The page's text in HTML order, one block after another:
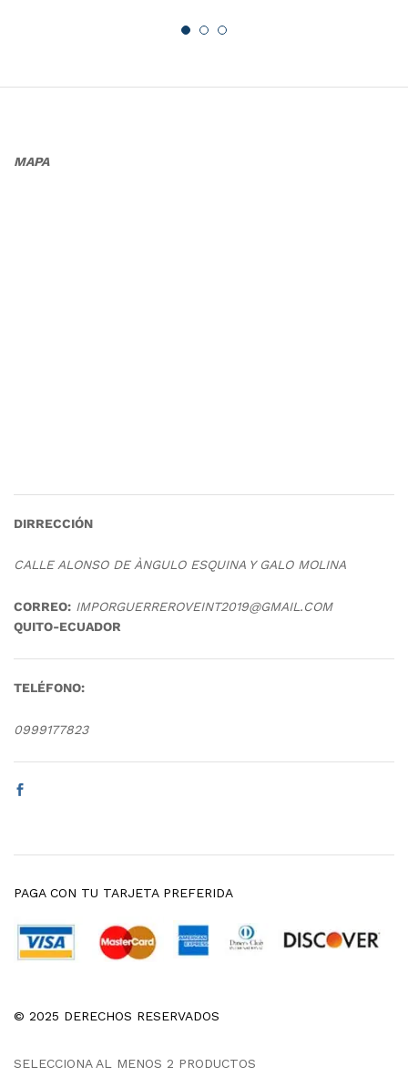
MAPA
DIRRECCIÓN
CALLE ALONSO DE ÀNGULO ESQUINA Y GALO MOLINA
CORREO: IMPORGUERREROVEINT2019@GMAIL.COM
QUITO-ECUADOR
TELÉFONO:
0999177823
© 2025 DERECHOS RESERVADOS
PAGA CON TU TARJETA PREFERIDA
SELECCIONA AL MENOS 2 PRODUCTOS